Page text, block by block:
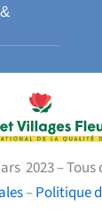
2023 – Tous
–Politique